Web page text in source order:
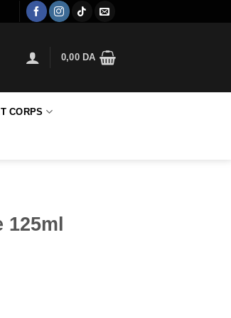
0,00 DA
CORPS
125ml